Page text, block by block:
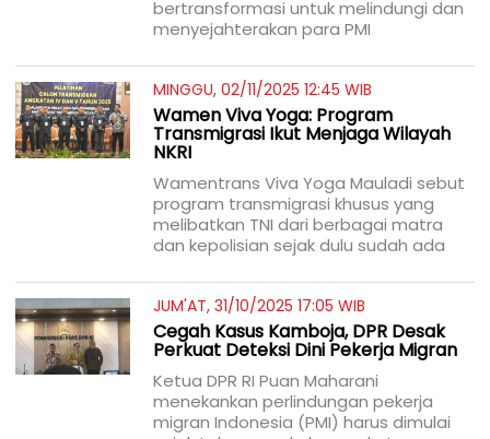
bertransformasi untuk melindungi dan
menyejahterakan para PMI
MINGGU, 02/11/2025 12:45 WIB
Wamen Viva Yoga: Program
Transmigrasi Ikut Menjaga Wilayah
NKRI
Wamentrans Viva Yoga Mauladi sebut
program transmigrasi khusus yang
melibatkan TNI dari berbagai matra
dan kepolisian sejak dulu sudah ada
JUM'AT, 31/10/2025 17:05 WIB
Cegah Kasus Kamboja, DPR Desak
Perkuat Deteksi Dini Pekerja Migran
Ketua DPR RI Puan Maharani
menekankan perlindungan pekerja
migran Indonesia (PMI) harus dimulai